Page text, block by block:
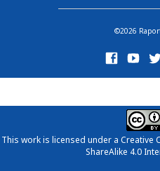
©2026
This work is licensed under a Creative
ShareAlike 4.0